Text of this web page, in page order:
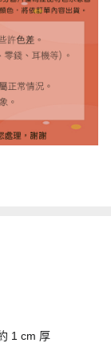
1 cm 厚